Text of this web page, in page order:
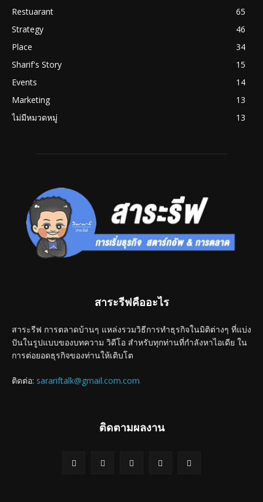
Restuarant
65
Strategy
46
Place
34
Sharif's Story
15
Events
14
Marketing
13
ไม่มีหมวดหมู่
13
สาระรีฟคืออะไร
สาระรีฟ การตลาดบ้านๆ แหล่งรวมวิธีการทำธุรกิจในมิติต่างๆ ที่แบ่ง
ปันในรูปแบบของบทความ วิดีโอ สำหรับทุกท่านที่กำลังหาไอเดีย ใน
การต่อยอดธุรกิจของท่านให้เติบโต
ติดต่อ: sarariftalk@gmail.com.com
ติดตามผลงาน